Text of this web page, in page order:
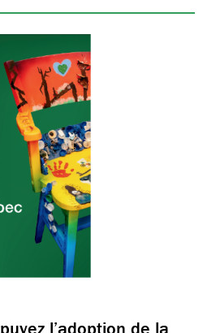
l’adoption de la